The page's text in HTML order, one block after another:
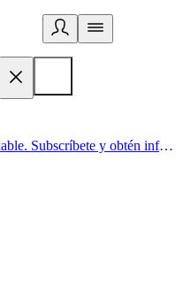
Acá comienza un estilo de vida saludable. Subscríbete y obtén información de primera mano